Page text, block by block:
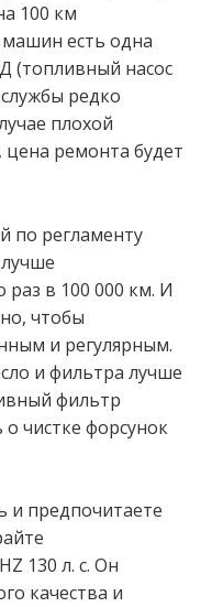
100 км
есть одна
(топливный насос
редко
плохой
цена ремонта будет
по регламенту
раз в 100 000 км. И
чтобы
и регулярным.
и фильтра лучше
фильтр
чистке форсунок
и предпочитаете
130 л. с. Он
качества и